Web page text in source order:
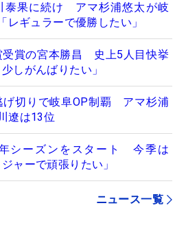
泰果に続け アマ杉浦悠太が岐
レギュラーで優勝したい」
受賞の宮本勝昌 史上5人目快挙
しがんばりたい」
げ切りで岐阜OP制覇 アマ杉浦
遼は13位
シーズンをスタート 今季は
ャーで頑張りたい」
ニュース一覧